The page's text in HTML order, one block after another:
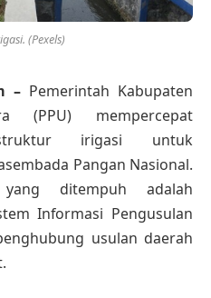
(Pexels)
– Pemerintah Kabupaten
(PPU) mempercepat
irigasi untuk
Pangan Nasional.
ditempuh adalah
Informasi Pengusulan
usulan daerah